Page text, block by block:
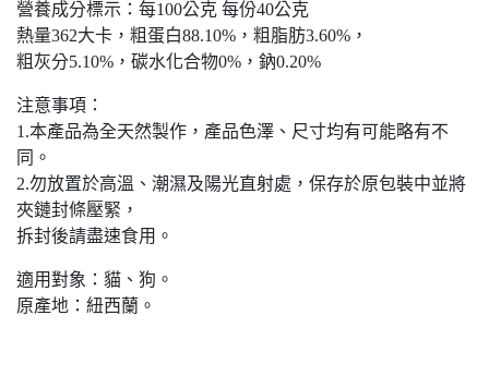
營養成分標示：每100公克 每份40公克
熱量362大卡，粗蛋白88.10%，粗脂肪3.60%，
粗灰分5.10%，碳水化合物0%，鈉0.20%
注意事項：
1.本產品為全天然製作，產品色澤、尺寸均有可能略有不
同。
2.勿放置於高溫、潮濕及陽光直射處，保存於原包裝中並將
夾鏈封條壓緊，
拆封後請盡速食用。
適用對象：貓、狗。
原產地：紐西蘭。